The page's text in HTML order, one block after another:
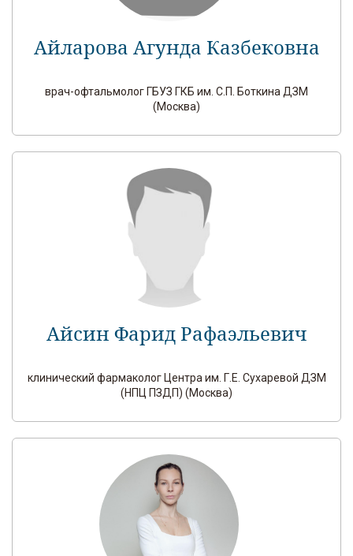
Айларова Агунда Казбековна
врач-офтальмолог ГБУЗ ГКБ им. С.П. Боткина ДЗМ
(Москва)
Айсин Фарид Рафаэльевич
клинический фармаколог Центра им. Г.Е. Сухаревой ДЗМ
(НПЦ ПЗДП) (Москва)